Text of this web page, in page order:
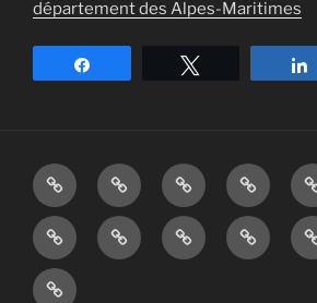
département des Alpes-Maritimes
Notre
village
La
Mairie
Démarches
Administratives
Infos
de
la
vie
vie-
associative
Communauté
de
ActualitéConseil
municipal
Calendrier